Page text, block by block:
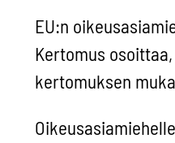
EU:n
Kertomus
kertomuksen